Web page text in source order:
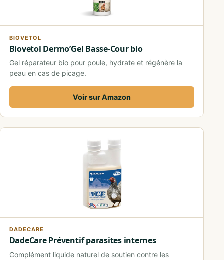
BIOVETOL
Biovetol Dermo’Gel Basse-Cour bio
Gel réparateur bio pour poule, hydrate et régénère la
peau en cas de picage.
Voir sur Amazon
DADECARE
DadeCare Préventif parasites internes
Complément liquide naturel de soutien contre les